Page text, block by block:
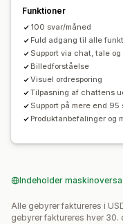
Tilpasning
Farve og skrifttype
Agentavatar
Funktioner
100 svar/måned
Fuld adgang til alle
Support via chat, tale og
Billedforståelse
Visuel ordresporing
Tilpasning af chattens
Support på mere end 95
Produktanbefalinger og
Indeholder
Alle gebyrer faktureres i
gebyrer faktureres hver 30.